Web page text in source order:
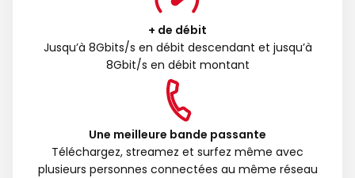
+ de débit
Jusqu’à 8Gbits/s en débit descendant et jusqu’à
8Gbit/s en débit montant
Une meilleure bande passante
Téléchargez, streamez et surfez même avec
plusieurs personnes connectées au même réseau